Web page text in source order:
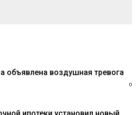
объявлена воздушная тревога
0